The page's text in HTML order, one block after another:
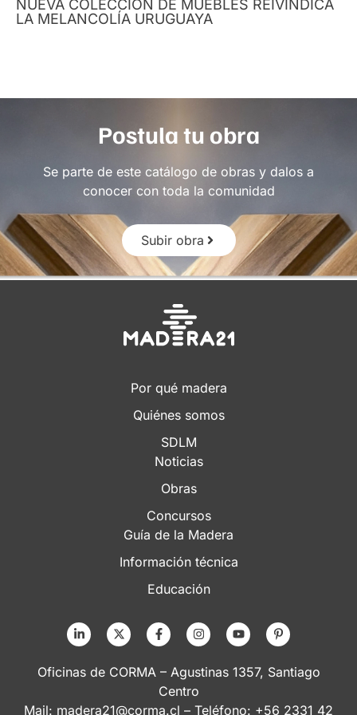
NUEVA COLECCIÓN DE MUEBLES REIVINDICA
LA MELANCOLÍA URUGUAYA
Postula tu obra
Se parte de este catálogo de obras y dalos a
conocer con toda la comunidad
Subir obra
Por qué madera
Quiénes somos
SDLM
Noticias
Obras
Concursos
Guía de la Madera
Información técnica
Educación
Oficinas de CORMA – Agustinas 1357, Santiago
Centro
Mail: madera21@corma.cl – Teléfono: +56 2331 42